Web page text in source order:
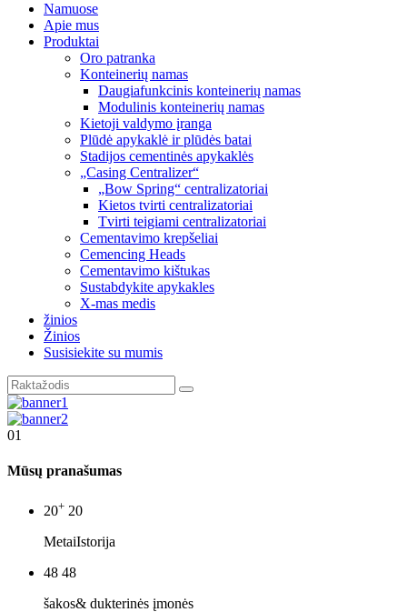
Namuose
Apie mus
Produktai
Oro patranka
Konteinerių namas
Daugiafunkcinis konteinerių namas
Modulinis konteinerių namas
Kietoji valdymo įranga
Plūdė apykaklė ir plūdės batai
Stadijos cementinės apykaklės
„Casing Centralizer“
„Bow Spring“ centralizatoriai
Kietos tvirti centralizatoriai
Tvirti teigiami centralizatoriai
Cementavimo krepšeliai
Cemencing Heads
Cementavimo kištukas
Sustabdykite apykakles
X-mas medis
žinios
Žinios
Susisiekite su mumis
01
Mūsų pranašumas
20+ 20
MetaiIstorija
48 48
šakos& dukterinės įmonės